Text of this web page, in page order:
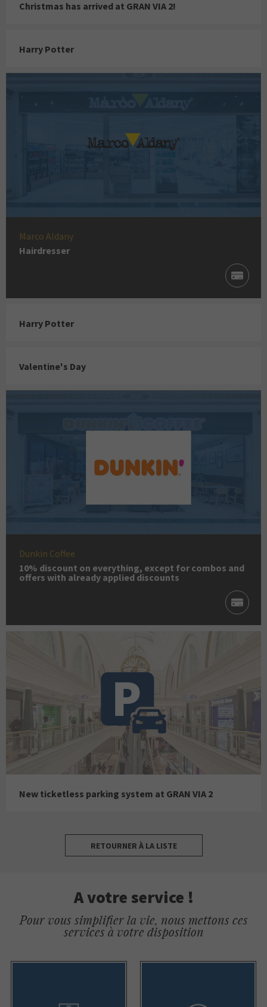
Christmas has arrived at GRAN VIA 2!
Harry Potter
Marco Aldany
Hairdresser
Harry Potter
Valentine's Day
Dunkin Coffee
10% discount on everything, except for combos and
offers with already applied discounts
New ticketless parking system at GRAN VIA 2
RETOURNER À LA LISTE
A votre service !
Pour vous simplifier la vie, nous mettons ces
services à votre disposition